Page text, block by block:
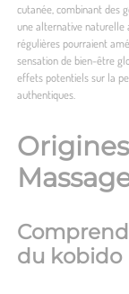
cutanée, combinant des
une alternative naturelle
régulières pourraient
sensation de bien-être
effets potentiels sur la
authentiques.
du kobido